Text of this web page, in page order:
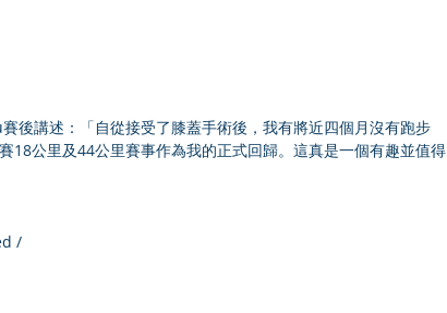
後講述：「自從接受了膝蓋手術後，我有將近四個月沒有跑步
18公里及44公里賽事作為我的正式回歸。這真是一個有趣並值得
/